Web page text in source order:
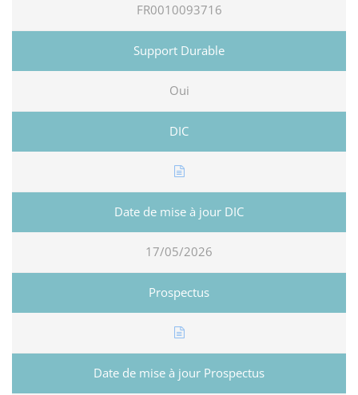
FR0010093716
Oui
17/05/2026